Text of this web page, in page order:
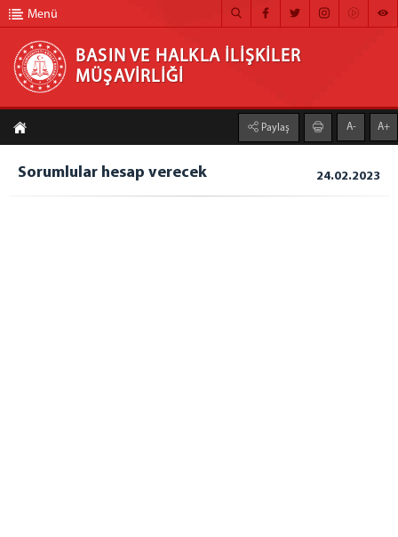
BASIN VE HALKLA İLİŞKİLER MÜŞAVİRLİĞİ
ANA SAYFA
MÜŞAVİRLİĞİMİZ
Menü
BASIN VE HALKLA İLİŞKİLER
MÜŞAVİRLİĞİ
Paylaş A- A+
Sorumlular hesap verecek 24.02.2023